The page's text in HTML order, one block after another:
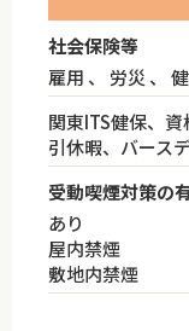
社会保険等
雇用 、 労災 、
関東ITS健保、
引休暇、バース
受動喫煙対策の
あり
屋内禁煙
敷地内禁煙